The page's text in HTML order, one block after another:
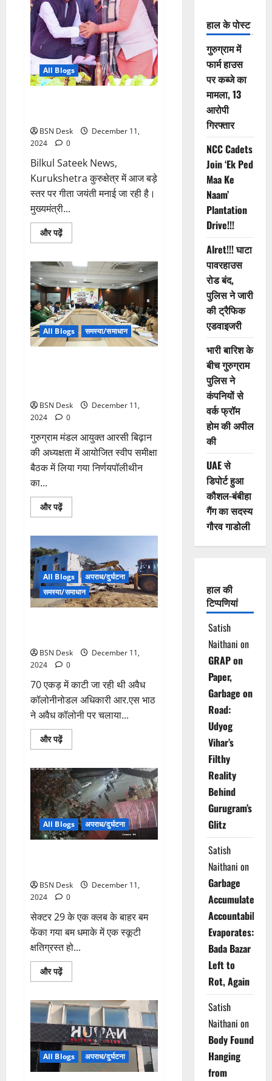
All Blogs
BSN Desk
December 11,
2024
0
Bilkul Sateek News,
Kurukshetra कुरुक्षेत्र में आज बड़े
स्तर पर गीता जयंती मनाई जा रही है।
मुख्यमंत्री...
और पढ़ेंRead
more
पार्क
को
नया
नाम
–
‘केशव
पार्क’
करने
का
फैसला
All Blogs समस्या/समाधान
BSN Desk
December 11,
2024
0
गुरुग्राम मंडल आयुक्त आरसी बिढ़ान
की अध्यक्षता में आयोजित स्वीप समीक्षा
बैठक में लिया गया निर्णयपॉलीथीन
का...
और पढ़ेंRead
more
सरकारी
भूमि
पर
कचरा
डंपिंग
प्वाइंट
बनाने
वालों
कार्रवाई
All Blogs
अपराध/दुर्घटना
समस्या/समाधान
BSN Desk
December 11,
2024
0
70 एकड़ में काटी जा रही थी अवैध
कॉलोनीनोडल अधिकारी आर.एस भाठ
ने अवैध कॉलोनी पर चलाया...
और पढ़ेंRead
more
में
अवैध
कॉलोनी
पर
चला
पीला
पंजा
All Blogs अपराध/दुर्घटना
BSN Desk
December 11,
2024
0
सेक्टर 29 के एक क्लब के बाहर बम
फेंका गया बम धमाके में एक स्कूटी
क्षतिग्रस्त हो...
और पढ़ेंRead
more
में
क्लब
पर
बम
से
हमला,मचा
हड़कंप,
एक
आरोपी
All Blogs अपराध/दुर्घटना
हाल के पोस्ट
गुरुग्राम में
फार्म हाउस
पर कब्जे का
मामला, 13
आरोपी
गिरफ्तार
NCC Cadets
Join ‘Ek Ped
Maa Ke
Naam’
Plantation
Drive!!!
Alret!!! घाटा
पावरहाउस
रोड बंद,
पुलिस ने जारी
की ट्रैफिक
एडवाइजरी
भारी बारिश के
बीच गुरुग्राम
पुलिस ने
कंपनियों से
वर्क फ्रॉम
होम की अपील
की
UAE से
डिपोर्ट हुआ
कौशल-बंबीहा
गैंग का सदस्य
गौरव गाडोली
हाल की
टिप्पणियां
Satish
Naithani on
GRAP on
Paper,
Garbage on
Road:
Udyog
Vihar’s
Filthy
Reality
Behind
Gurugram’s
Glitz
Satish
Naithani on
Garbage
Accumulates,
Accountability
Evaporates:
Bada Bazar
Left to
Rot, Again
Satish
Naithani on
Body Found
Hanging
from